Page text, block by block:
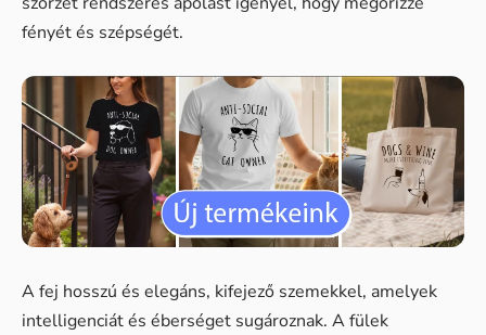
fényét és szépségét.
A fej hosszú és elegáns, kifejező szemekkel, amelyek
intelligenciát és éberséget sugároznak. A fülek